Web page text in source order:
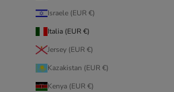
Israele (EUR €)
Italia (EUR €)
Jersey (EUR €)
Kazakistan (EUR €)
Kenya (EUR €)